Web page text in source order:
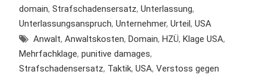
domain, Strafschadensersatz, Unterlassung,
Unterlassungsanspruch, Unternehmer, Urteil, USA
Anwalt, Anwaltskosten, Domain, HZÜ, Klage USA,
Mehrfachklage, punitive damages,
Strafschadensersatz, Taktik, USA, Verstoss gegen